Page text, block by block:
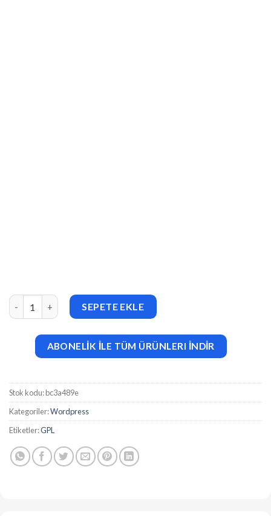
Blog Revolution for Elementor WordPress Plugin v1.0 adet
SEPETE EKLE
ABONELİK İLE TÜM ÜRÜNLERI İNDİR
Stok kodu:bc3a489e
Kategoriler:Wordpress
Etiketler:GPL